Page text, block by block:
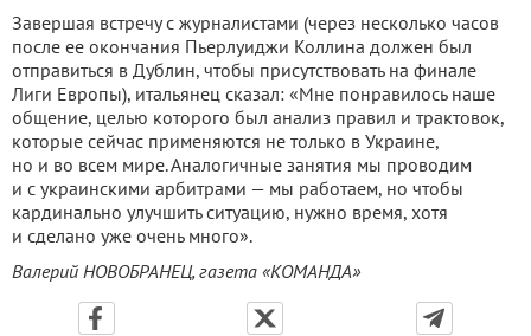
Завершая встречу с журна­листами (через несколько часов
после ее окончания Пьерлуиджи Коллина должен был
отпра­виться в Дублин, чтобы присут­ствовать на финале
Лиги Евро­пы), итальянец сказал: «Мне понравилось наше
общение, целью которого был анализ правил и трактовок,
которые сейчас применяются не только в Украине,
но и во всем мире. Аналогичные занятия мы про­водим
и с украинскими арби­трами — мы работаем, но что­бы
кардинально улучшить си­туацию, нужно время, хотя
и сделано уже очень много».
Валерий НОВОБРАНЕЦ, газета «КОМАНДА»